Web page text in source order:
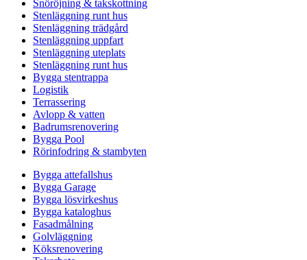
Snöröjning & takskottning
Stenläggning runt hus
Stenläggning trädgård
Stenläggning uppfart
Stenläggning uteplats
Stenläggning runt hus
Bygga stentrappa
Logistik
Terrassering
Avlopp & vatten
Badrumsrenovering
Bygga Pool
Rörinfodring & stambyten
Bygga attefallshus
Bygga Garage
Bygga lösvirkeshus
Bygga kataloghus
Fasadmålning
Golvläggning
Köksrenovering